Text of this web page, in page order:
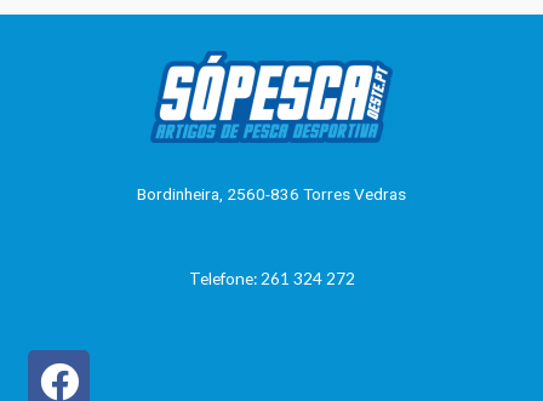
Bordinheira, 2560-836 Torres Vedras
Telefone: 261 324 272